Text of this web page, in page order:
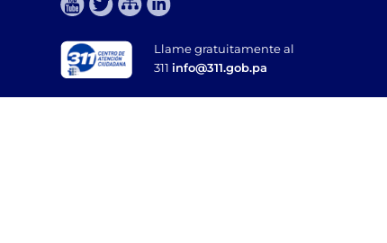
Llame gratuitamente al
311 info@311.gob.pa